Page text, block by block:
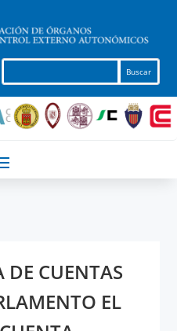
DE CUENTAS
EL